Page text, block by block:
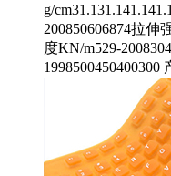
g/
200850606874拉伸
度KN/m529-
1998500450400300